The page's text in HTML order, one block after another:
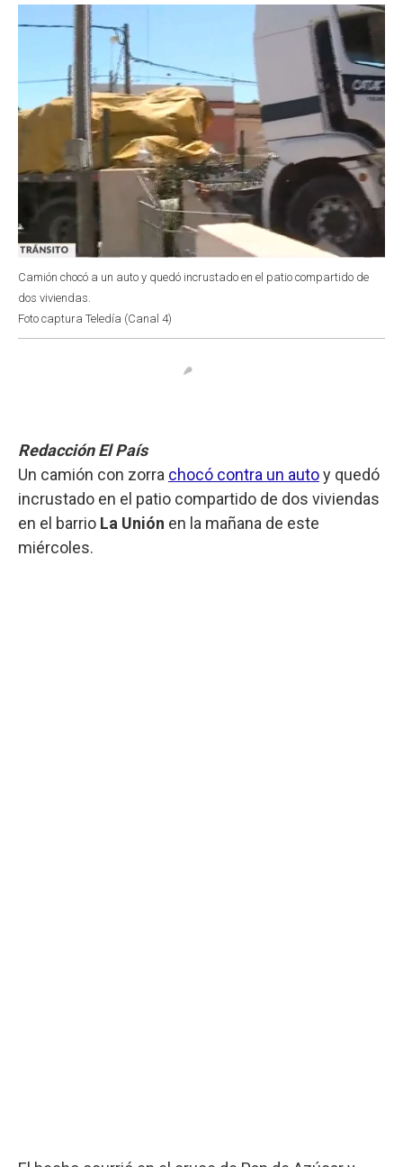
Camión chocó a un auto y quedó incrustado en el patio compartido de
dos viviendas.
Foto captura Teledía (Canal 4)
Redacción El País
Un camión con zorra chocó contra un autoy quedó
incrustado en el patio compartido de dos viviendas
en el barrio La Unión en la mañana de este
miércoles.